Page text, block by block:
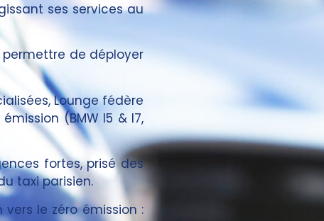
ses services au
permettre de déployer
Lounge fédère
(BMW I5 & I7,
fortes, prisé des
taxi parisien.
le zéro émission :